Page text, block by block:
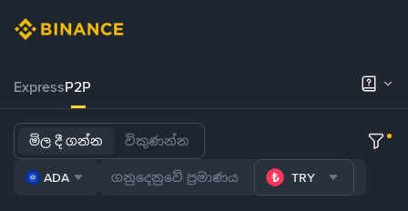
ExpressP2P
මිල දී ගන්න විකුණන්න
ADA TRY